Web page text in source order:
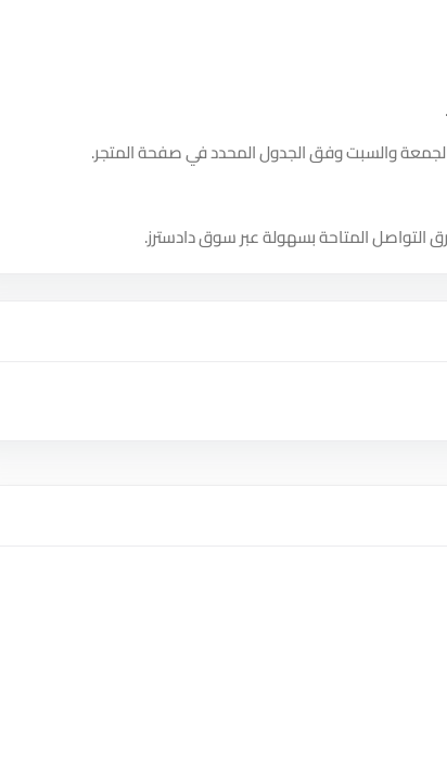
.
والجمعة والسبت وفق الجدول المحدد في صفحة المتجر.
التواصل المتاحة بسهولة عبر سوق دادسترز.